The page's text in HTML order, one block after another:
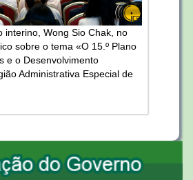
interino, Wong Sio Chak, no
sobre o tema «O 15.º Plano
e o Desenvolvimento
Administrativa Especial de